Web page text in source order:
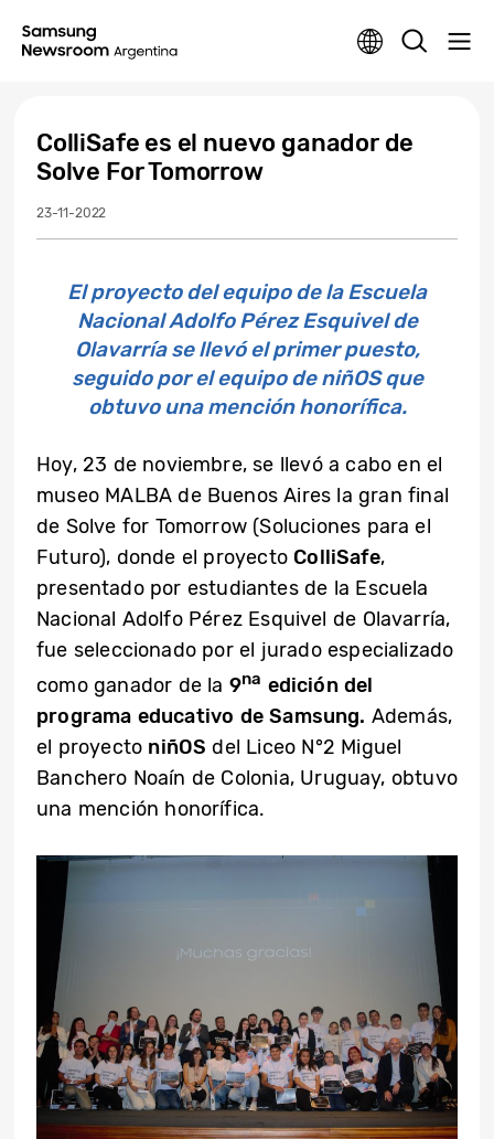
ColliSafe es el nuevo ganador de
Solve For Tomorrow
23-11-2022
El proyecto del equipo de la Escuela
Nacional Adolfo Pérez Esquivel de
Olavarría se llevó el primer puesto,
seguido por el equipo de niñOS que
obtuvo una mención honorífica.
Hoy, 23 de noviembre, se llevó a cabo en el
museo MALBA de Buenos Aires la gran final
de Solve for Tomorrow (Soluciones para el
Futuro), donde el proyecto ColliSafe,
presentado por estudiantes de la Escuela
Nacional Adolfo Pérez Esquivel de Olavarría,
fue seleccionado por el jurado especializado
como ganador de la 9na edición del
programa educativo de Samsung. Además,
el proyecto niñOS del Liceo N°2 Miguel
Banchero Noaín de Colonia, Uruguay, obtuvo
una mención honorífica.